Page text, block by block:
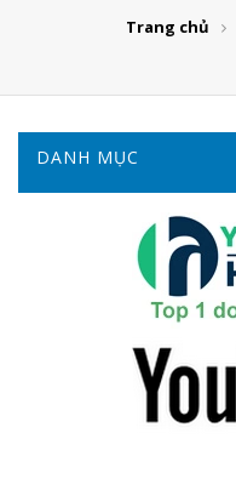
Trang chủ
DANH MỤC